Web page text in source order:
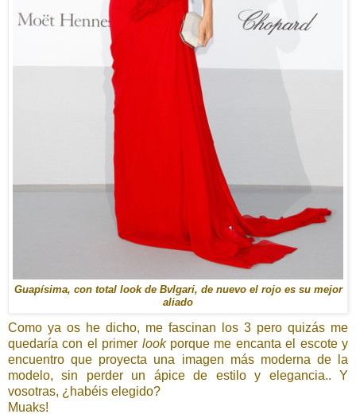
Guapísima, con total look de Bvlgari, de nuevo el rojo es su mejor
aliado
Como ya os he dicho, me fascinan los 3 pero quizás me
quedaría con el primer lookporque me encanta el escote y
encuentro que proyecta una imagen más moderna de la
modelo, sin perder un ápice de estilo y elegancia.. Y
vosotras, ¿habéis elegido?
Muaks!